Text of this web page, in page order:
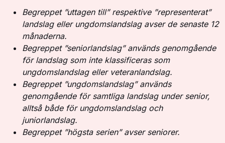
Begreppet ”uttagen till” respektive ”representerat”
landslag eller ungdomslandslag avser de senaste 12
månaderna.
Begreppet ”seniorlandslag” används genomgående
för landslag som inte klassificeras som
ungdomslandslag eller veteranlandslag.
Begreppet ”ungdomslandslag” används
genomgående för samtliga landslag under senior,
alltså både för ungdomslandslag och
juniorlandslag.
Begreppet ”högsta serien” avser seniorer.